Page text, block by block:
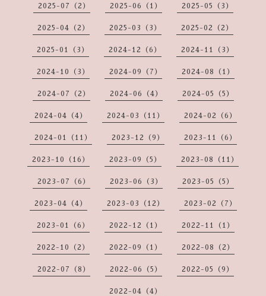
2025-07（2） 2025-06（1） 2025-05（3）
2025-04（2） 2025-03（3） 2025-02（2）
2025-01（3） 2024-12（6） 2024-11（3）
2024-10（3） 2024-09（7） 2024-08（1）
2024-07（2） 2024-06（4） 2024-05（5）
2024-04（4） 2024-03（11） 2024-02（6）
2024-01（11） 2023-12（9） 2023-11（6）
2023-10（16） 2023-09（5） 2023-08（11）
2023-07（6） 2023-06（3） 2023-05（5）
2023-04（4） 2023-03（12） 2023-02（7）
2023-01（6） 2022-12（1） 2022-11（1）
2022-10（2） 2022-09（1） 2022-08（2）
2022-07（8） 2022-06（5） 2022-05（9）
2022-04（4）